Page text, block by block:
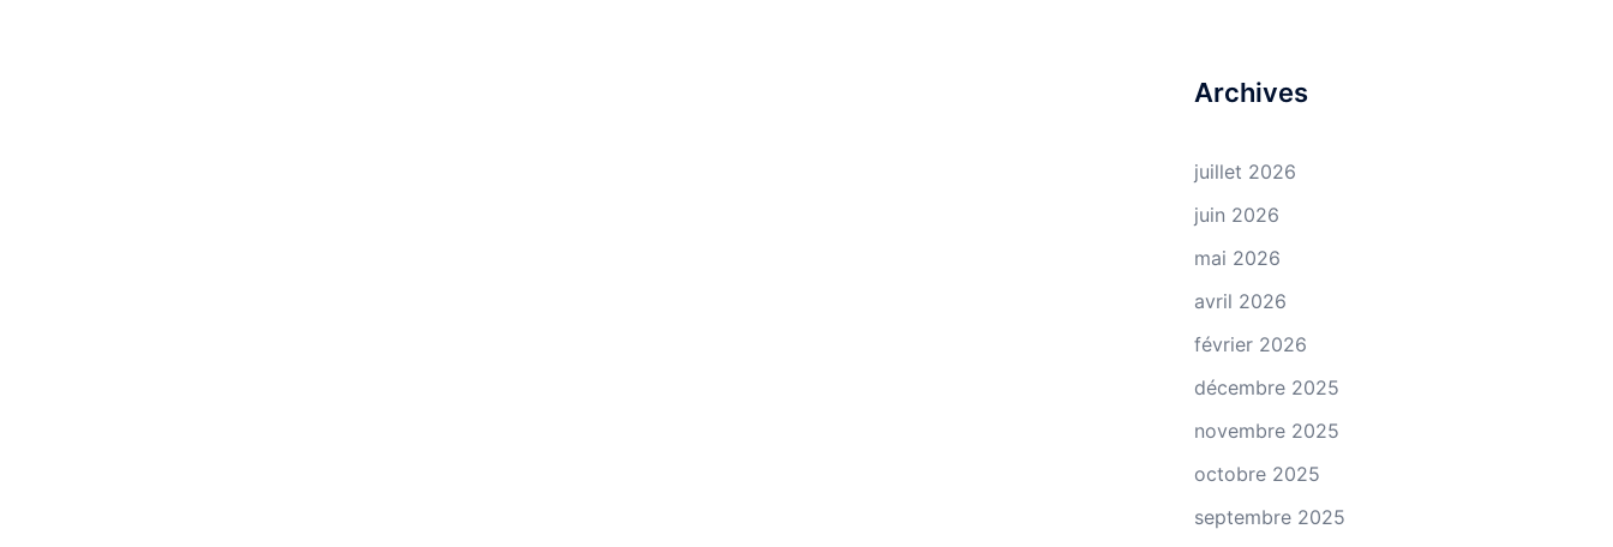
Archives
juillet 2026
juin 2026
mai 2026
avril 2026
février 2026
décembre 2025
novembre 2025
octobre 2025
septembre 2025